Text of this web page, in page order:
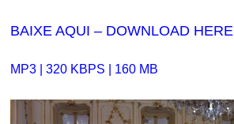
BAIXE AQUI – DOWNLOAD HERE
MP3 | 320 KBPS | 160 MB